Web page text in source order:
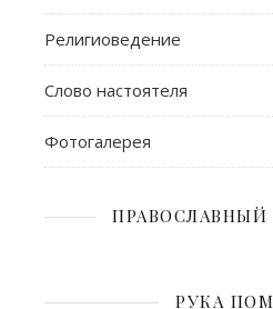
Религиоведение
Слово настоятеля
Фотогалерея
ПРАВОСЛАВНЫЙ
РУКА